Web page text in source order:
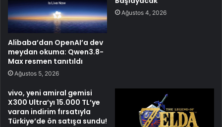
Alibaba’dan OpenAI’a dev
meydan okuma: Qwen3.8-
Max resmen tanıtıldı
Ağustos 5, 2026
Ağustos 4, 2026
vivo, yeni amiral gemisi
X300 Ultra’yı 15.000 TL’ye
varan indirim fırsatıyla
Türkiye’de ön satışa sundu!